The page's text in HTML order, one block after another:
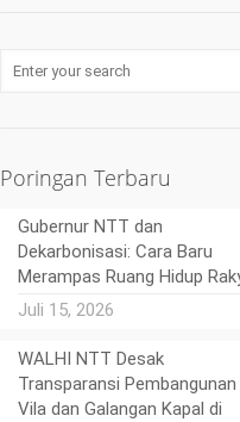
Poringan Terbaru
Gubernur NTT dan
Dekarbonisasi: Cara Baru
Merampas Ruang Hidup
Juli 15, 2026
WALHI NTT Desak
Transparansi Pembangunan
Vila dan Galangan Kapal di